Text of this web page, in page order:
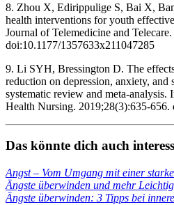
8. Zhou X, Edirippulige S, Bai X,
health interventions for youth
Journal of Telemedicine and
doi:10.1177/1357633x211047285 ‌
9. Li SYH, Bressington D. The
reduction on depression, anxiety, and
systematic review and
Health Nursing. 2019;28(3):635-656.
Das könnte dich auch
Angst – Vom Umgang mit einer
Ängste über­win­den und mehr
Ängste über­win­den: 3 Tipps bei